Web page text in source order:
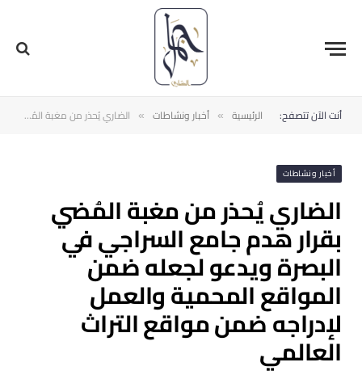
أنت الآن تتصفح: الرئيسية » أخبار ونشاطات » الضاري يُحذر من مغبة المُضي بقرار هدم ‫جامع السراجي‬ في ‫البصرة‬ ويدعو لجعله ضمن المواقع المحمية والعمل لإدراجه ضمن مواقع التراث العالمي
أخبار ونشاطات
الضاري يُحذر من مغبة المُضي
بقرار هدم ‫جامع السراجي‬ في
‫البصرة‬ ويدعو لجعله ضمن
المواقع المحمية والعمل
لإدراجه ضمن مواقع التراث
العالمي